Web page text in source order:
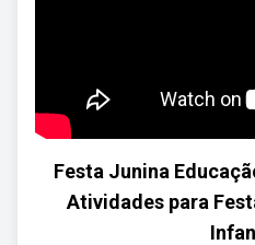
Festa Junina
Atividades para